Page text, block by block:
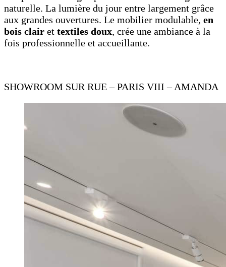
naturelle. La lumière du jour entre largement grâce
aux grandes ouvertures. Le mobilier modulable, en
bois clair et textiles doux, crée une ambiance à la
fois professionnelle et accueillante.
SHOWROOM SUR RUE – PARIS VIII – AMANDA